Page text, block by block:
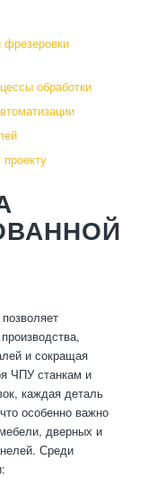
фрезеровки
обработки
и сокращая
ЧПУ станкам и
каждая деталь
особенно важно
дверных и
Среди